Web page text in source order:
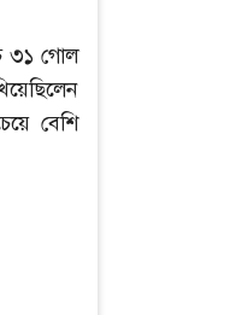
৩১ গোল
বেশি